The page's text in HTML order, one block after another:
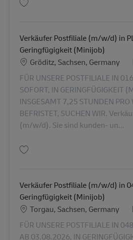
Verkäufer Postfiliale (m/w/d) in
Geringfügigkeit (Minijob)
勤務地Gröditz, Sachsen, Germany
FÜR UNSERE POSTFILIALE IN
SOFORT, IN GERINGFÜGIGKEIT
INSGESAMT 7,25 STUNDEN PRO
BEFRISTET, SUCHEN WIR.
(m/w/d). Sie sind kunden- un...
Verkäufer Postfiliale (m/w/d) in
Geringfügigkeit (Minijob)
勤務地
Torgau, Sachsen, Germany
FÜR UNSERE POSTFILIALE IN
AB 03.08.2026, IN